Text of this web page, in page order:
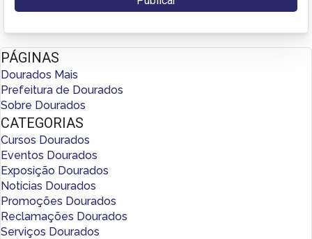
PÁGINAS
Dourados Mais
Prefeitura de Dourados
Sobre Dourados
CATEGORIAS
Cursos Dourados
Eventos Dourados
Exposição Dourados
Notícias Dourados
Promoções Dourados
Reclamações Dourados
Serviços Dourados